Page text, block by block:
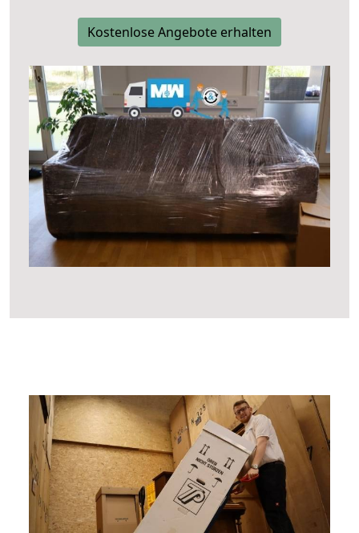
Kostenlose Angebote erhalten